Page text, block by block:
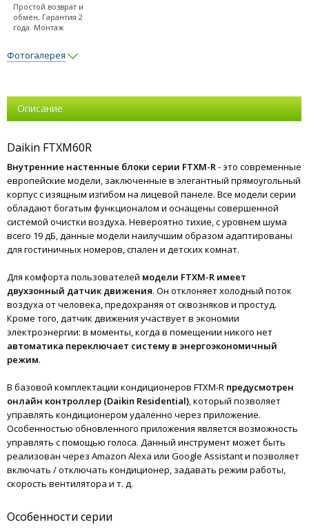
Простой возврат и
обмен, Гарантия 2
года. Монтаж
Фотогалерея
Описание
Daikin FTXM60R
Внутренние настенные блоки серии FTXM-R- это современные
европейские модели, заключенные в элегантный прямоугольный
корпус с изящным изгибом на лицевой панеле. Все модели серии
обладают богатым функционалом и оснащены совершенной
системой очистки воздуха. Невероятно тихие, с уровнем шума
всего 19 дБ, данные модели наилучшим образом адаптированы
для гостиничных номеров, спален и детских комнат.
Для комфорта пользователей модели FTXM-R имеет
двухзонный датчик движения. Он отклоняет холодный поток
воздуха от человека, предохраняя от сквозняков и простуд.
Кроме того, датчик движения участвует в экономии
электроэнергии: в моменты, когда в помещении никого нет
автоматика переключает систему в энергоэкономичный
режим.
В базовой комплектации кондиционеров FTXM-R предусмотрен
онлайн контроллер (Daikin Residential), который позволяет
управлять кондиционером удаленно через приложение.
Особенностью обновленного приложения является возможность
управлять с помощью голоса. Данный инструмент может быть
реализован через Amazon Alexa или Google Assistant и позволяет
включать / отключать кондиционер, задавать режим работы,
скорость вентилятора и т. д.
Особенности серии